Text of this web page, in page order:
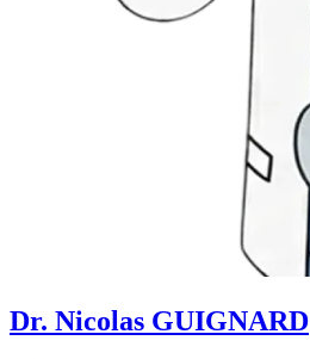
Dr. Nicolas GUIGNARD